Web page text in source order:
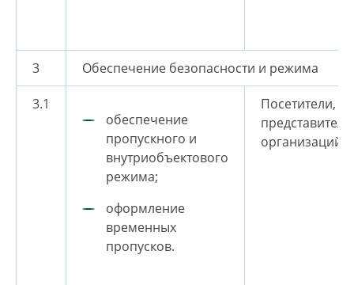
3 Обеспечение безопасности и режима
3.1
обеспечение
пропускного и
внутриобъектового
режима;
оформление
временных
пропусков.
Посетители,
организаций